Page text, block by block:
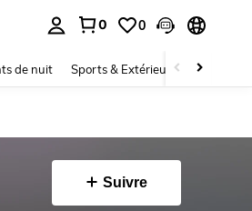
0 0
de nuit Sports & Extérieur Enfants
Suivre